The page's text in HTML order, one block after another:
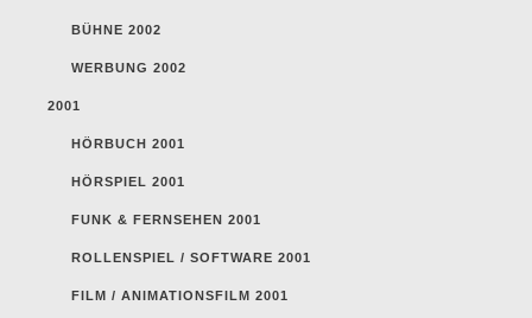
BÜHNE 2002
WERBUNG 2002
2001
HÖRBUCH 2001
HÖRSPIEL 2001
FUNK & FERNSEHEN 2001
ROLLENSPIEL / SOFTWARE 2001
FILM / ANIMATIONSFILM 2001